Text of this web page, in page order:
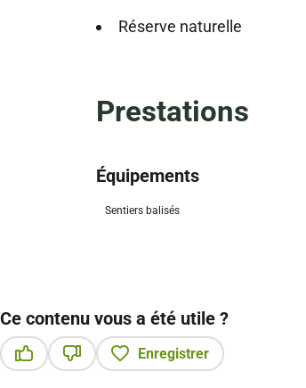
Réserve naturelle
Prestations
Équipements
Sentiers balisés
Ce contenu vous a été utile ?
Enregistrer